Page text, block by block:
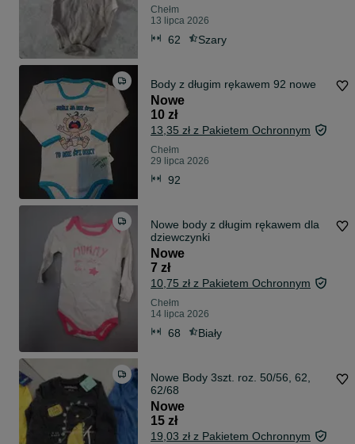
Chełm
13 lipca 2026
62 Szary
Body z długim rękawem 92 nowe
Nowe
10 zł
13,35 zł z Pakietem Ochronnym
Chełm
29 lipca 2026
92
Nowe body z długim rękawem dla
dziewczynki
Nowe
7 zł
10,75 zł z Pakietem Ochronnym
Chełm
14 lipca 2026
68 Biały
Nowe Body 3szt. roz. 50/56, 62,
62/68
Nowe
15 zł
19,03 zł z Pakietem Ochronnym